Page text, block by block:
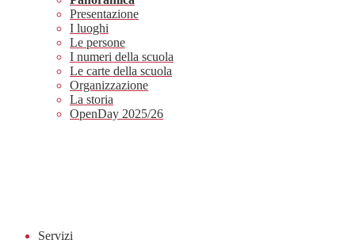
Presentazione
I luoghi
Le persone
I numeri della scuola
Le carte della scuola
Organizzazione
La storia
OpenDay 2025/26
Servizi